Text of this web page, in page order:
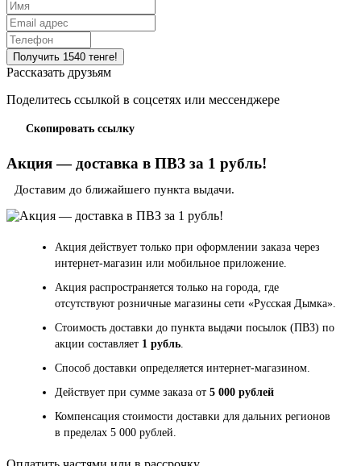
Рассказать друзьям
Поделитесь ссылкой в соцсетях или мессенджере
Скопировать ссылку
Акция — доставка в ПВЗ за 1 рубль!
Доставим до ближайшего пункта выдачи.
Акция действует только при оформлении заказа через
интернет-магазин или мобильное приложение.
Акция распространяется только на города, где
отсутствуют розничные магазины сети «Русская Дымка».
Стоимость доставки до пункта выдачи посылок (ПВЗ) по
акции составляет 1 рубль
Способ доставки определяется интернет-магазином.
Действует при сумме заказа от 5 000 рублей
Компенсация стоимости доставки для дальних регионов
в пределах 5 000 рублей.